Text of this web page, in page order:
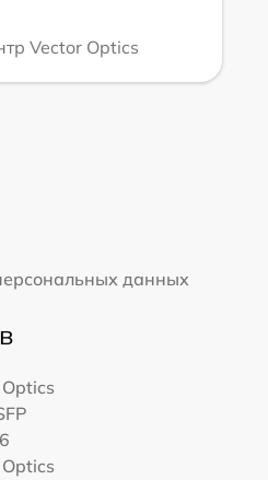
Vector Optics
данных